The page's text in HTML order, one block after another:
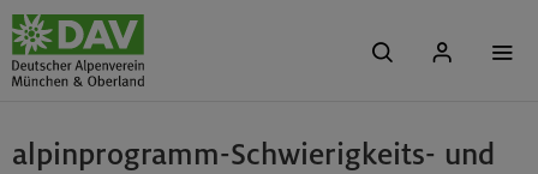
alpinprogramm-Schwierigkeits- und